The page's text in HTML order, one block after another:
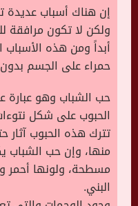
إن هناك أسباب عديدة
ولكن لا تكون مرافقة
أبداً ومن هذه
حمراء على الجسم
حب الشباب وهو
الحبوب على شكل
تترك هذه الحبوب
منها، وإن حب
مسطحة، ولونها أحمر
البني.